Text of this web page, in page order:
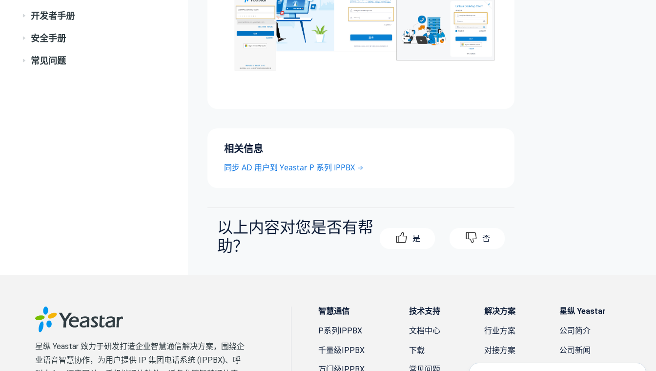
开发者手册
安全手册
常见问题
相关信息
同步 AD 用户到 Yeastar P 系列 IPPBX
以上内容对您是否有帮
助？
是 否
星纵 Yeastar 致力于研发打造企业智慧通信解决方案，围绕企
业语音智慧协作，为用户提供 IP 集团电话系统 (IPPBX)、呼
智慧通信
P系列IPPBX
千量级IPPBX
技术支持
文档中心
下载
解决方案
行业方案
对接方案
星纵 Yeastar
公司简介
公司新闻